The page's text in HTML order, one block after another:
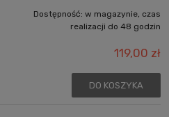
Dostępność: w magazynie, czas
realizacji do 48 godzin
119,00 zł
DO KOSZYKA